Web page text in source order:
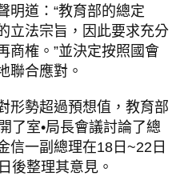
明道：“教育部的總定
立法宗旨，因此要求充分
商榷。”並決定按照國會
聯合應對。
形勢超過預想值，教育部
了室•局長會議討論了總
信一副總理在18日~22日
後整理其意見。